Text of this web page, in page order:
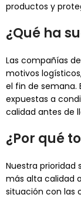
productos y
¿Qué ha
Las compañías
motivos
el fin de semana.
expuestas a
calidad antes de
¿Por qué
Nuestra prioridad
más alta calidad
situación con las